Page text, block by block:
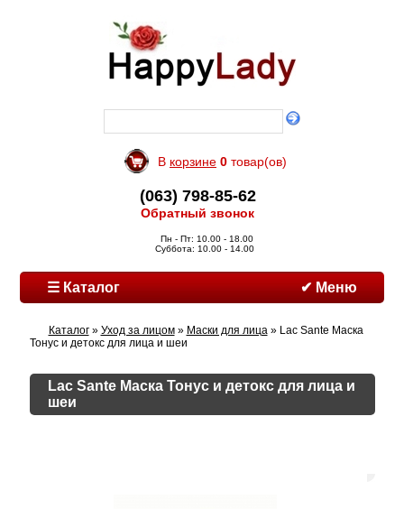
В корзине 0 товар(ов)
(063) 798-85-62
Обратный звонок
Пн - Пт: 10.00 - 18.00
Суббота: 10.00 - 14.00
☰ Каталог ✔ Меню
Каталог» Уход за лицом» Маски для лица» Lac Sante Маска
Тонус и детокс для лица и шеи
Lac Sante Маска Тонус и детокс для лица и
шеи